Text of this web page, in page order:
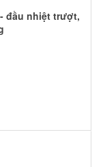
đầu nhiệt trượt,